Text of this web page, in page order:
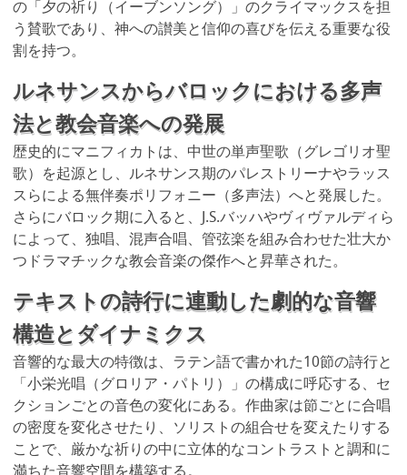
の「夕の祈り（イーブンソング）」のクライマックスを担
う賛歌であり、神への讃美と信仰の喜びを伝える重要な役
割を持つ。
ルネサンスからバロックにおける多声
法と教会音楽への発展
歴史的にマニフィカトは、中世の単声聖歌（グレゴリオ聖
歌）を起源とし、ルネサンス期のパレストリーナやラッス
スらによる無伴奏ポリフォニー（多声法）へと発展した。
さらにバロック期に入ると、J.S.バッハやヴィヴァルディら
によって、独唱、混声合唱、管弦楽を組み合わせた壮大か
つドラマチックな教会音楽の傑作へと昇華された。
テキストの詩行に連動した劇的な音響
構造とダイナミクス
音響的な最大の特徴は、ラテン語で書かれた10節の詩行と
「小栄光唱（グロリア・パトリ）」の構成に呼応する、セ
クションごとの音色の変化にある。作曲家は節ごとに合唱
の密度を変化させたり、ソリストの組合せを変えたりする
ことで、厳かな祈りの中に立体的なコントラストと調和に